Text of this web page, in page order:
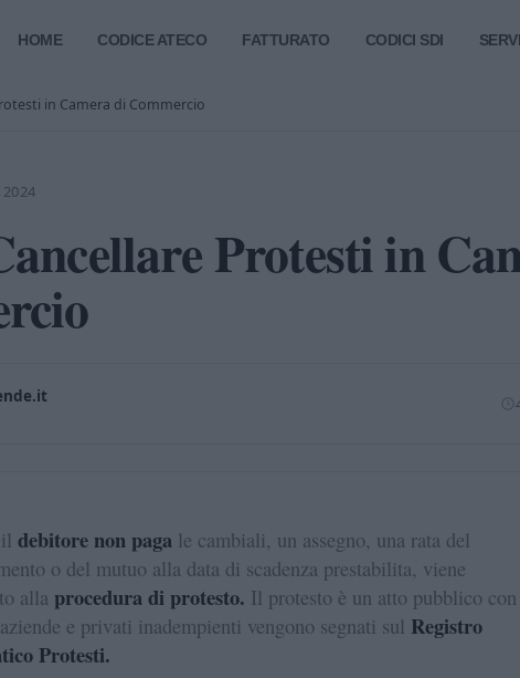
HOME CODICE ATECO FATTURATO CODICI SDI
in Camera di Commercio
Protesti in
debitore non paga le cambiali, un assegno, una rata del
o del mutuo alla data di scadenza prestabilita, viene
alla procedura di protesto. Il protesto è un atto pubblico
e privati inadempienti vengono segnati sul Registro
Protesti.